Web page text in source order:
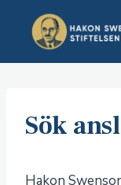
content
Sök
Hakon